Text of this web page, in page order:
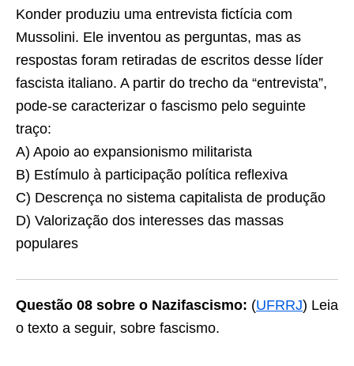
Konder produziu uma entrevista fictícia com
Mussolini. Ele inventou as perguntas, mas as
respostas foram retiradas de escritos desse líder
fascista italiano. A partir do trecho da “entrevista”,
pode-se caracterizar o fascismo pelo seguinte
traço:
A) Apoio ao expansionismo militarista
B) Estímulo à participação política reﬂexiva
C) Descrença no sistema capitalista de produção
D) Valorização dos interesses das massas
populares
Questão 08 sobre o Nazifascismo: (UFRRJ) Leia
o texto a seguir, sobre fascismo.